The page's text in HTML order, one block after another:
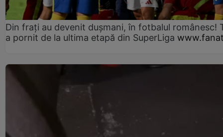
Din frați au devenit dușmani, în fotbalul românesc!
a pornit de la ultima etapă din SuperLiga